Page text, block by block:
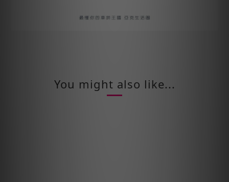
You might also like...